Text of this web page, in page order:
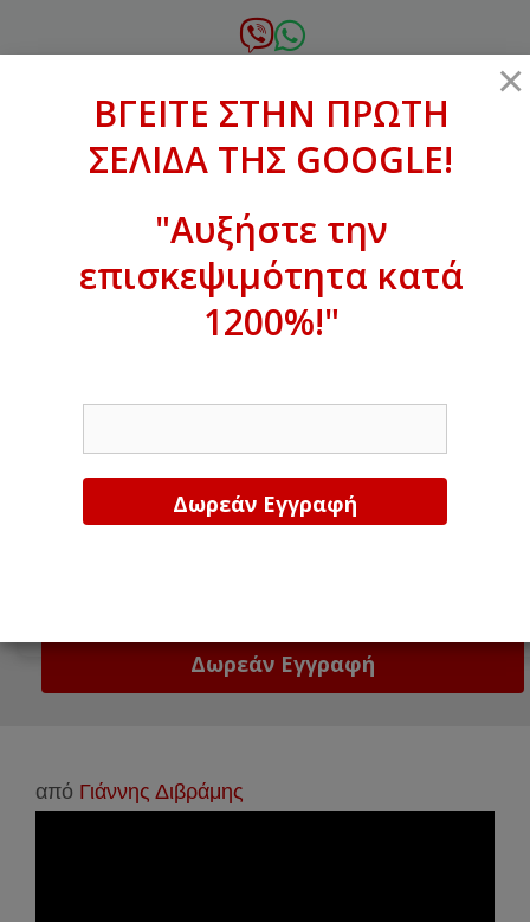
σε
xanthogenous@gmail.com
ΒΓΕΙΤΕ ΣΤΗΝ ΠΡΩΤΗ ΣΕΛΙΔΑ ΤΗΣ
GOOGLE!
από Γιάννης Διβράμης
×
ΒΓΕΙΤΕ ΣΤΗΝ ΠΡΩΤΗ
ΣΕΛΙΔΑ ΤΗΣ GOOGLE!
"Αυξήστε την
επισκεψιμότητα κατά
1200%!"